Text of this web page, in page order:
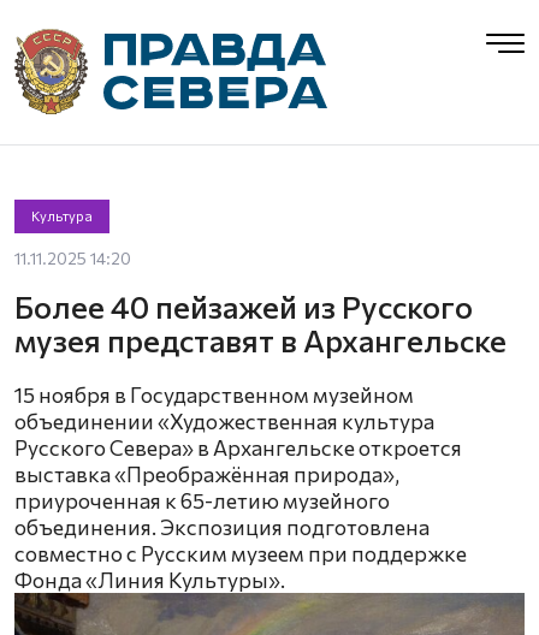
Культура
11.11.2025 14:20
Более 40 пейзажей из Русского
музея представят в Архангельске
15 ноября в Государственном музейном
объединении «Художественная культура
Русского Севера» в Архангельске откроется
выставка «Преображённая природа»,
приуроченная к 65-летию музейного
объединения. Экспозиция подготовлена
совместно с Русским музеем при поддержке
Фонда «Линия Культуры».